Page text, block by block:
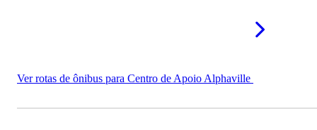
Ver rotas de ônibus para Centro de Apoio Alphaville